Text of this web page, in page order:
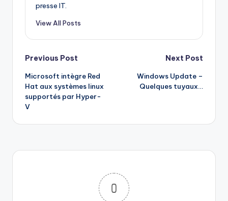
presse IT.
View All Posts
Post
navigation
Previous Post
Microsoft intègre Red
Hat aux systèmes linux
supportés par Hyper-
V
Next Post
Windows Update –
Quelques tuyaux…
0